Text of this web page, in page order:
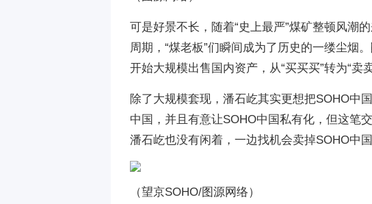
可是好景不长，随着“史上最严”煤矿整顿风潮
周期，“煤老板”们瞬间成为了历史的一缕尘烟
开始大规模出售国内资产，从“买买买”转为“卖
除了大规模套现，潘石屹其实更想把SOHO中
中国，并且有意让SOHO中国私有化，但这笔
潘石屹也没有闲着，一边找机会卖掉SOHO中
（望京SOHO/图源网络）